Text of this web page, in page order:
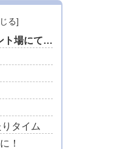
ト場にて…
タイム
！